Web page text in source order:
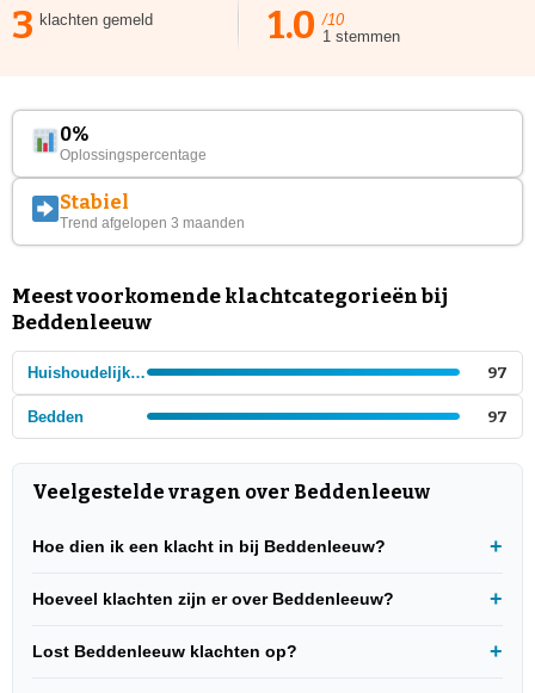
3 klachten gemeld 1.0 /10
1 stemmen
0%
Oplossingspercentage
Stabiel
Trend afgelopen 3 maanden
Meest voorkomende klachtcategorieën bij
Beddenleeuw
Huishoudelijke winkels 97
Bedden 97
Veelgestelde vragen over Beddenleeuw
Hoe dien ik een klacht in bij Beddenleeuw?
Hoeveel klachten zijn er over Beddenleeuw?
Lost Beddenleeuw klachten op?